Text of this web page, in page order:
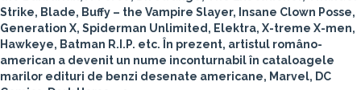
Strike, Blade, Buffy – the Vampire Slayer, Insane Clown Posse,
Generation X, Spiderman Unlimited, Elektra, X-treme X-men,
Hawkeye, Batman R.I.P. etc. În prezent, artistul româno-
american a devenit un nume inconturnabil în cataloagele
marilor edituri de benzi desenate americane, Marvel, DC